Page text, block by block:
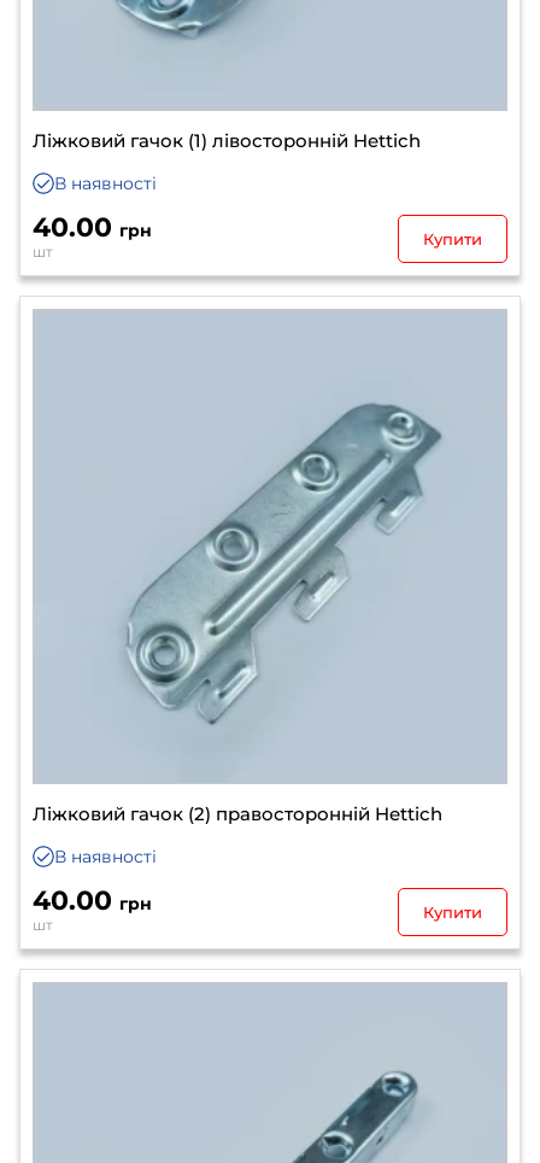
Ліжковий гачок (1) лівосторонній Hettich
В наявності
40.00 грн
шт
Купити
Ліжковий гачок (2) правосторонній Hettich
В наявності
40.00 грн
шт
Купити